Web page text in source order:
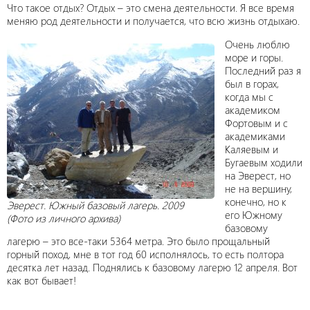
Что такое отдых? Отдых – это смена деятельности. Я все время
меняю род деятельности и получается, что всю жизнь отдыхаю.
Эверест. Южный базовый лагерь. 2009
(Фото из личного архива)
Очень люблю
море и горы.
Последний раз я
был в горах,
когда мы с
академиком
Фортовым и с
академиками
Каляевым и
Бугаевым ходили
на Эверест, но
не на вершину,
конечно, но к
его Южному
базовому
лагерю – это все-таки 5364 метра. Это было прощальный
горный поход, мне в тот год 60 исполнялось, то есть полтора
десятка лет назад. Поднялись к базовому лагерю 12 апреля. Вот
как вот бывает!